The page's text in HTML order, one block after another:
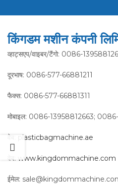
किंगडम मशीन कंपनी
व्हाट्सएप/वाइबर/टैंगो: 0086-
दूरभाष: 0086-577-66881211
फैक्स: 0086-577-66881311
मोबाइल: 0086-13958812663;
वेब: plasticbagmachine.ae
वेब: www.kingdommachine.com
ईमेल: